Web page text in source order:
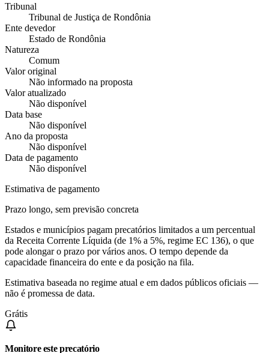
Tribunal
Tribunal de Justiça de Rondônia
Ente devedor
Estado de Rondônia
Natureza
Comum
Valor original
Não informado na proposta
Valor atualizado
Não disponível
Data base
Não disponível
Ano da proposta
Não disponível
Data de pagamento
Não disponível
Estimativa de pagamento
Prazo longo, sem previsão concreta
Estados e municípios pagam precatórios limitados a um percentual
da Receita Corrente Líquida (de 1% a 5%, regime EC 136), o que
pode alongar o prazo por vários anos. O tempo depende da
capacidade financeira do ente e da posição na fila.
Estimativa baseada no regime atual e em dados públicos oficiais —
não é promessa de data.
Grátis
Monitore este precatório